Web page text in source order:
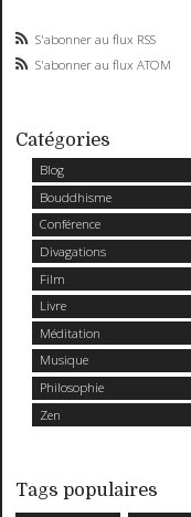
S'abonner au flux RSS
S'abonner au flux ATOM
Catégories
Blog
Bouddhisme
Conférence
Divagations
Film
Livre
Méditation
Musique
Philosophie
Zen
Tags populaires